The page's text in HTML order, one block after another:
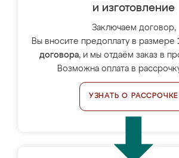
и изготовление
Заключаем договор,
Вы вносите предоплату в размере
договора, и мы отдаём заказ в
Возможна оплата в
УЗНАТЬ О РАССРОЧКЕ